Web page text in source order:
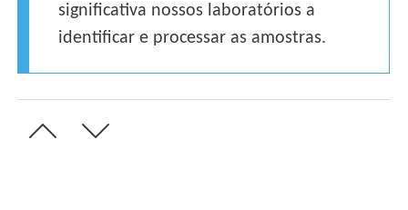
significativa nossos laboratórios a
identificar e processar as amostras.